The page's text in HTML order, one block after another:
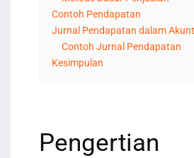
Contoh Pendapatan
Jurnal Pendapatan dalam
Contoh Jurnal Pendapatan
Kesimpulan
Pengertian